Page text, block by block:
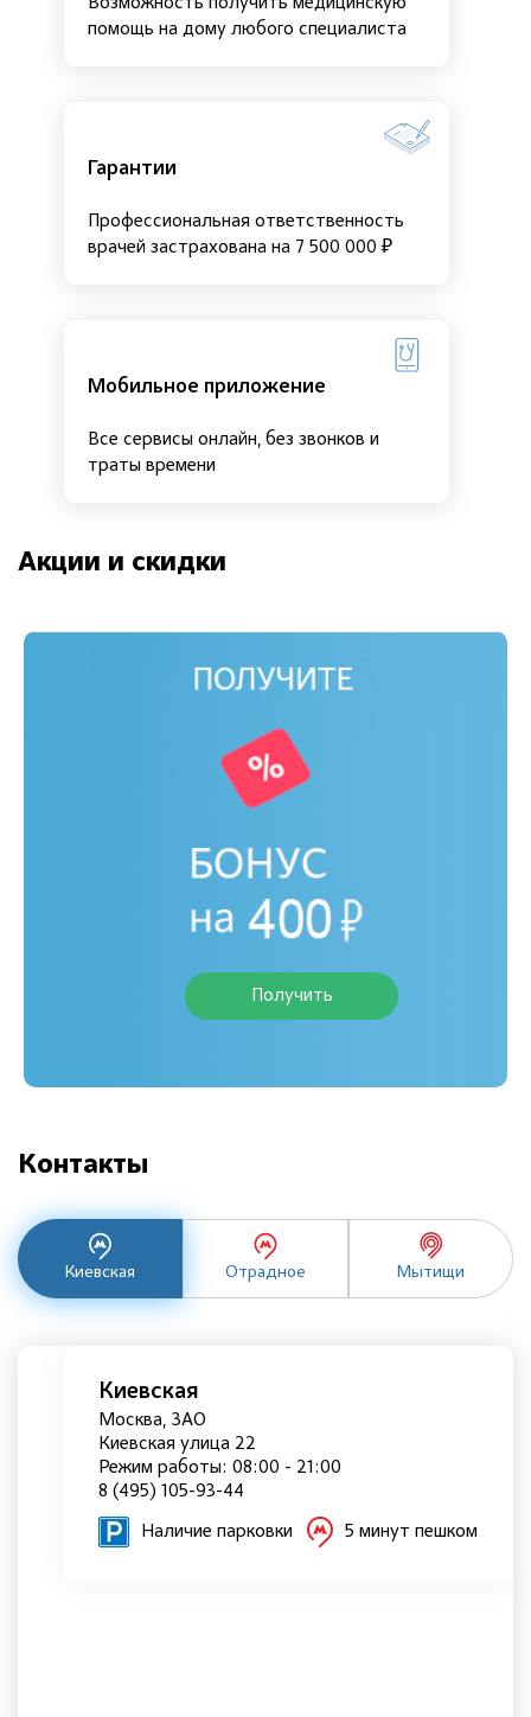
помощь на дому любого специалиста
Гарантии
Профессиональная ответственность
врачей застрахована на 7 500 000 ₽
Мобильное приложение
Все сервисы онлайн, без звонков и
траты времени
Акции и скидки
Получить
Контакты
Киевская Отрадное Мытищи
Киевская
Москва, ЗАО
Киевская улица 22
Режим работы: 08:00 - 21:00
8 (495) 105-93-44
Наличие парковки 5 минут пешком